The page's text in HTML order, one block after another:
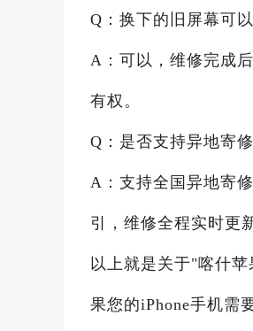
Q：换下的旧屏幕可
A：可以，维修完成
有权。
Q：是否支持异地寄
A：支持全国异地寄
引，维修全程实时更
以上就是关于"喀什
果您的iPhone手机需